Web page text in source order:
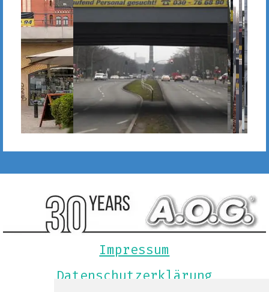
ALLE
WERBEANZEIGEN
Impressum
Datenschutzerklärung